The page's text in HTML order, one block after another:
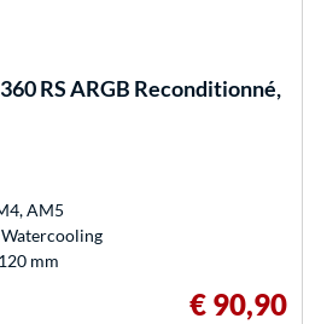
RS ARGB Reconditionné,
AM5
mm
€ 90,90